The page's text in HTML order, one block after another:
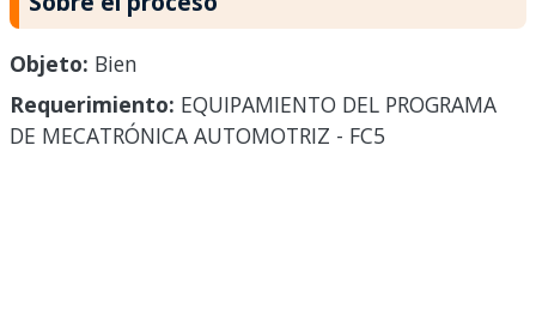
Objeto: Bien
Requerimiento: EQUIPAMIENTO DEL PROGRAMA
DE MECATRÓNICA AUTOMOTRIZ - FC5